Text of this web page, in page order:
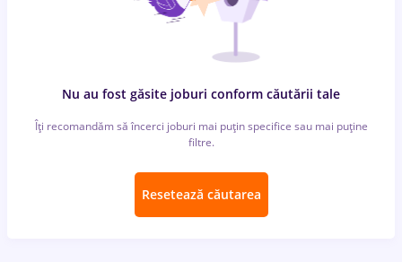
Nu au fost găsite joburi conform căutării tale
Îți recomandăm să încerci joburi mai puțin specifice sau mai puține
filtre.
Resetează căutarea